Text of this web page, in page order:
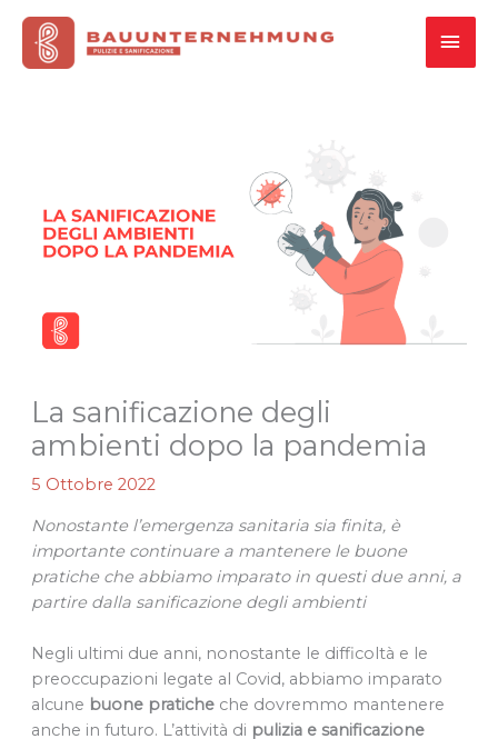
contenuto
La sanificazione degli
ambienti dopo la pandemia
5 Ottobre 2022
Nonostante l’emergenza sanitaria sia finita, è
importante continuare a mantenere le buone
pratiche che abbiamo imparato in questi due anni, a
partire dalla sanificazione degli ambienti
Negli ultimi due anni, nonostante le difficoltà e le
preoccupazioni legate al Covid, abbiamo imparato
alcune buone praticheche dovremmo mantenere
anche in futuro. L’attività di pulizia e sanificazione